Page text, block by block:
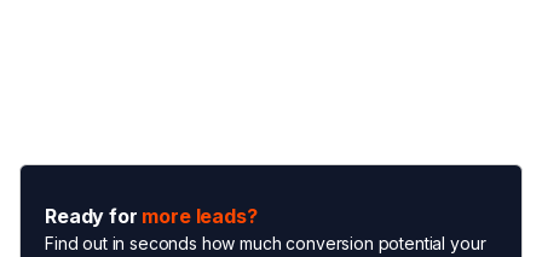
Ready for more leads?
Find out in seconds how much conversion potential your